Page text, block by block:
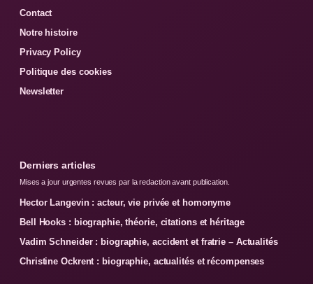
Contact
Notre histoire
Privacy Policy
Politique des cookies
Newsletter
Derniers articles
Mises a jour urgentes revues par la redaction avant publication.
Hector Langevin : acteur, vie privée et homonyme
Bell Hooks : biographie, théorie, citations et héritage
Vadim Schneider : biographie, accident et fratrie – Actualités
Christine Ockrent : biographie, actualités et récompenses